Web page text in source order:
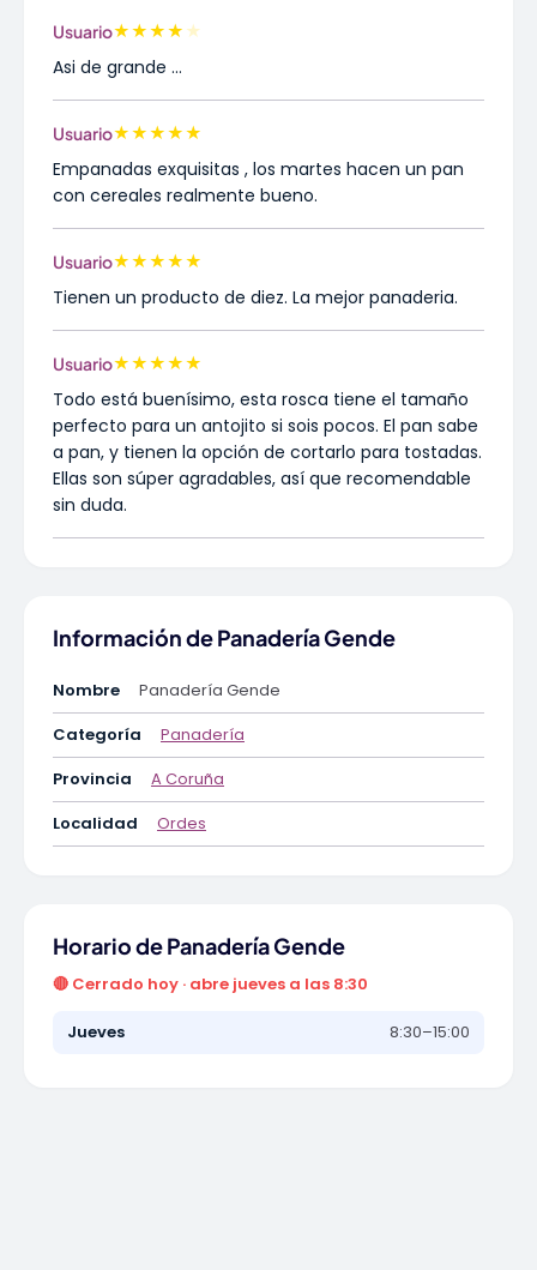
Usuario★★★★ ★
Asi de grande ...
Usuario★★★★★
Empanadas exquisitas , los martes hacen un pan
con cereales realmente bueno.
Usuario★★★★★
Tienen un producto de diez. La mejor panaderia.
Usuario★★★★★
Todo está buenísimo, esta rosca tiene el tamaño
perfecto para un antojito si sois pocos. El pan sabe
a pan, y tienen la opción de cortarlo para tostadas.
Ellas son súper agradables, así que recomendable
sin duda.
Información de Panadería Gende
Nombre
Panadería Gende
Categoría
Panadería
Provincia
A Coruña
Localidad
Ordes
Horario de Panadería Gende
🔴 Cerrado hoy · abre jueves a las 8:30
Jueves 8:30–15:00